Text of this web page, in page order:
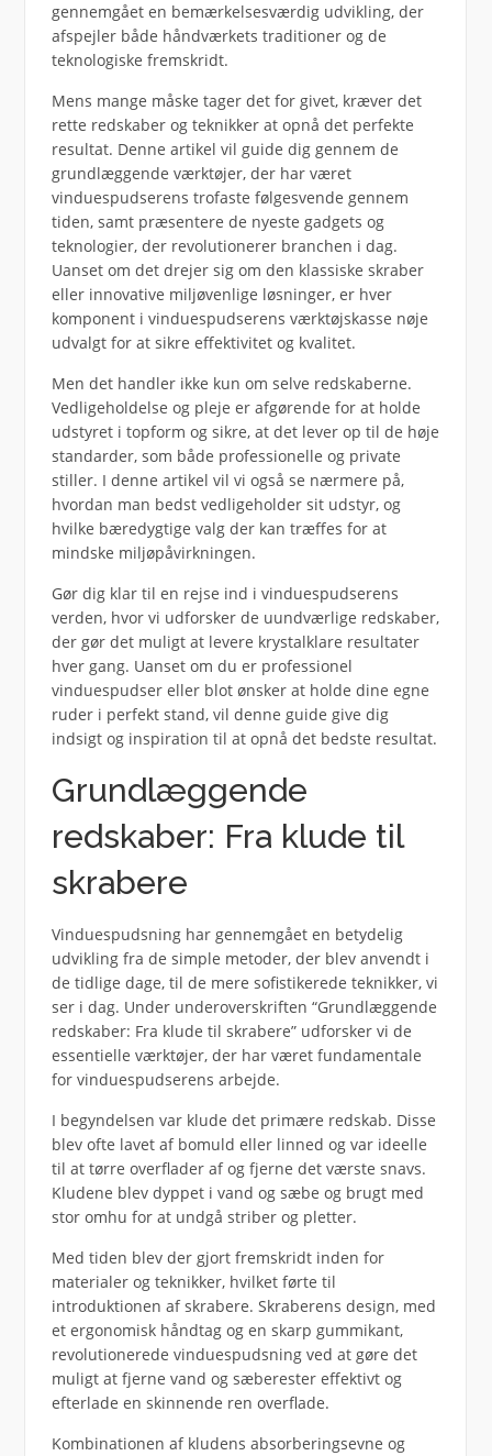
gennemgået en bemærkelsesværdig udvikling, der
afspejler både håndværkets traditioner og de
teknologiske fremskridt.
Mens mange måske tager det for givet, kræver det
rette redskaber og teknikker at opnå det perfekte
resultat. Denne artikel vil guide dig gennem de
grundlæggende værktøjer, der har været
vinduespudserens trofaste følgesvende gennem
tiden, samt præsentere de nyeste gadgets og
teknologier, der revolutionerer branchen i dag.
Uanset om det drejer sig om den klassiske skraber
eller innovative miljøvenlige løsninger, er hver
komponent i vinduespudserens værktøjskasse nøje
udvalgt for at sikre effektivitet og kvalitet.
Men det handler ikke kun om selve redskaberne.
Vedligeholdelse og pleje er afgørende for at holde
udstyret i topform og sikre, at det lever op til de høje
standarder, som både professionelle og private
stiller. I denne artikel vil vi også se nærmere på,
hvordan man bedst vedligeholder sit udstyr, og
hvilke bæredygtige valg der kan træffes for at
mindske miljøpåvirkningen.
Gør dig klar til en rejse ind i vinduespudserens
verden, hvor vi udforsker de uundværlige redskaber,
der gør det muligt at levere krystalklare resultater
hver gang. Uanset om du er professionel
vinduespudser eller blot ønsker at holde dine egne
ruder i perfekt stand, vil denne guide give dig
indsigt og inspiration til at opnå det bedste resultat.
Grundlæggende
redskaber: Fra klude til
skrabere
Vinduespudsning har gennemgået en betydelig
udvikling fra de simple metoder, der blev anvendt i
de tidlige dage, til de mere sofistikerede teknikker, vi
ser i dag. Under underoverskriften “Grundlæggende
redskaber: Fra klude til skrabere” udforsker vi de
essentielle værktøjer, der har været fundamentale
for vinduespudserens arbejde.
I begyndelsen var klude det primære redskab. Disse
blev ofte lavet af bomuld eller linned og var ideelle
til at tørre overflader af og fjerne det værste snavs.
Kludene blev dyppet i vand og sæbe og brugt med
stor omhu for at undgå striber og pletter.
Med tiden blev der gjort fremskridt inden for
materialer og teknikker, hvilket førte til
introduktionen af skrabere. Skraberens design, med
et ergonomisk håndtag og en skarp gummikant,
revolutionerede vinduespudsning ved at gøre det
muligt at fjerne vand og sæberester effektivt og
efterlade en skinnende ren overflade.
Kombinationen af kludens absorberingsevne og